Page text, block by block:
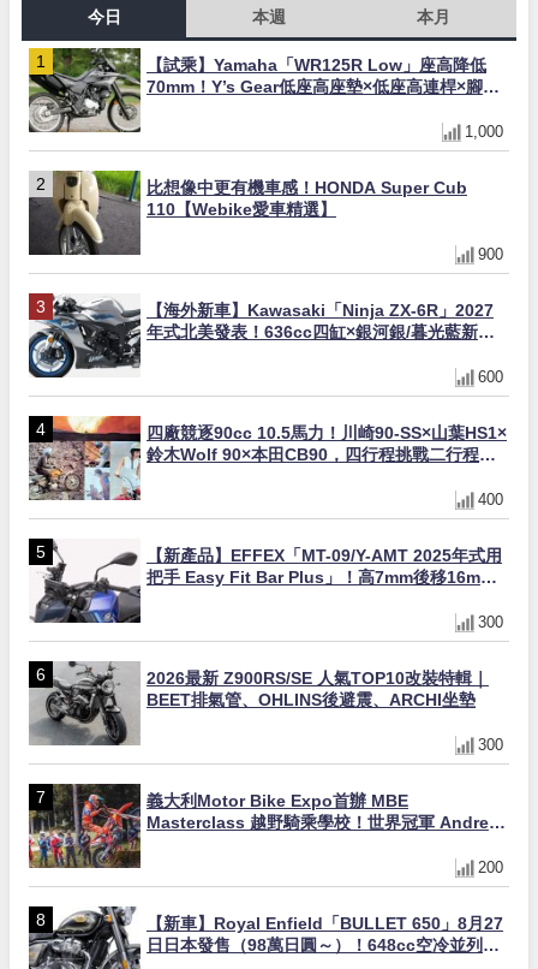
今日 本週 本月
【試乘】Yamaha「WR125R Low」座高降低
70mm！Y’s Gear低座高座墊×低座高連桿×腳踏
1,000
比想像中更有機車感！HONDA Super Cub
110【Webike愛車精選】
900
【海外新車】Kawasaki「Ninja ZX-6R」2027
年式北美發表！636cc四缸×銀河銀/暮光藍新色
600
四廠競逐90cc 10.5馬力！川崎90-SS×山葉HS1×
鈴木Wolf 90×本田CB90，四行程挑戰二行程的
400
【新產品】EFFEX「MT-09/Y-AMT 2025年式用
把手 Easy Fit Bar Plus」！高7mm後移16mm
300
2026最新 Z900RS/SE 人氣TOP10改裝特輯｜
BEET排氣管、OHLINS後避震、ARCHI坐墊
300
義大利Motor Bike Expo首辦 MBE
Masterclass 越野騎乘學校！世界冠軍 Andrea
200
【新車】Royal Enfield「BULLET 650」8月27
日日本發售（98萬日圓～）！648cc空冷並列雙